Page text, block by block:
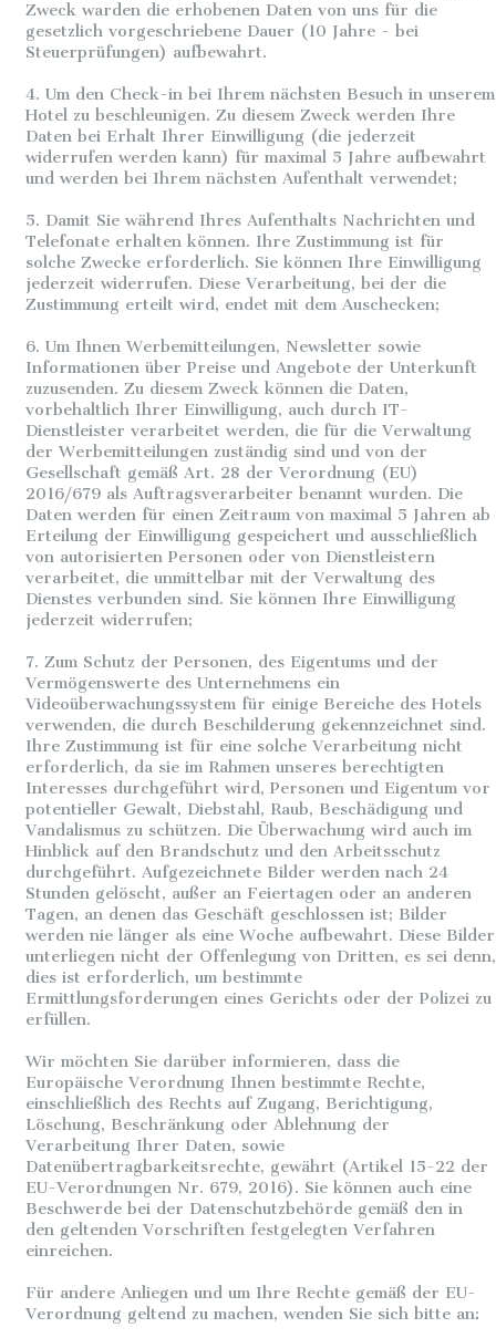
Zweck warden die erhobenen Daten von uns für die
gesetzlich vorgeschriebene Dauer (10 Jahre - bei
Steuerprüfungen) aufbewahrt.
4. Um den Check-in bei Ihrem nächsten Besuch in unserem
Hotel zu beschleunigen. Zu diesem Zweck werden Ihre
Daten bei Erhalt Ihrer Einwilligung (die jederzeit
widerrufen werden kann) für maximal 5 Jahre aufbewahrt
und werden bei Ihrem nächsten Aufenthalt verwendet;
5. Damit Sie während Ihres Aufenthalts Nachrichten und
Telefonate erhalten können. Ihre Zustimmung ist für
solche Zwecke erforderlich. Sie können Ihre Einwilligung
jederzeit widerrufen. Diese Verarbeitung, bei der die
Zustimmung erteilt wird, endet mit dem Auschecken;
6. Um Ihnen Werbemitteilungen, Newsletter sowie
Informationen über Preise und Angebote der Unterkunft
zuzusenden. Zu diesem Zweck können die Daten,
vorbehaltlich Ihrer Einwilligung, auch durch IT-
Dienstleister verarbeitet werden, die für die Verwaltung
der Werbemitteilungen zuständig sind und von der
Gesellschaft gemäß Art. 28 der Verordnung (EU)
2016/679 als Auftragsverarbeiter benannt wurden. Die
Daten werden für einen Zeitraum von maximal 5 Jahren ab
Erteilung der Einwilligung gespeichert und ausschließlich
von autorisierten Personen oder von Dienstleistern
verarbeitet, die unmittelbar mit der Verwaltung des
Dienstes verbunden sind. Sie können Ihre Einwilligung
jederzeit widerrufen;
7. Zum Schutz der Personen, des Eigentums und der
Vermögenswerte des Unternehmens ein
Videoüberwachungssystem für einige Bereiche des Hotels
verwenden, die durch Beschilderung gekennzeichnet sind.
Ihre Zustimmung ist für eine solche Verarbeitung nicht
erforderlich, da sie im Rahmen unseres berechtigten
Interesses durchgeführt wird, Personen und Eigentum vor
potentieller Gewalt, Diebstahl, Raub, Beschädigung und
Vandalismus zu schützen. Die Überwachung wird auch im
Hinblick auf den Brandschutz und den Arbeitsschutz
durchgeführt. Aufgezeichnete Bilder werden nach 24
Stunden gelöscht, außer an Feiertagen oder an anderen
Tagen, an denen das Geschäft geschlossen ist; Bilder
werden nie länger als eine Woche aufbewahrt. Diese Bilder
unterliegen nicht der Offenlegung von Dritten, es sei denn,
dies ist erforderlich, um bestimmte
Ermittlungsforderungen eines Gerichts oder der Polizei zu
erfüllen.
Wir möchten Sie darüber informieren, dass die
Europäische Verordnung Ihnen bestimmte Rechte,
einschließlich des Rechts auf Zugang, Berichtigung,
Löschung, Beschränkung oder Ablehnung der
Verarbeitung Ihrer Daten, sowie
Datenübertragbarkeitsrechte, gewährt (Artikel 15-22 der
EU-Verordnungen Nr. 679, 2016). Sie können auch eine
Beschwerde bei der Datenschutzbehörde gemäß den in
den geltenden Vorschriften festgelegten Verfahren
einreichen.
Für andere Anliegen und um Ihre Rechte gemäß der EU-
Verordnung geltend zu machen, wenden Sie sich bitte an: